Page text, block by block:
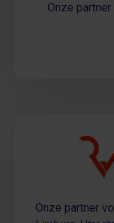
Onze
Onze partner